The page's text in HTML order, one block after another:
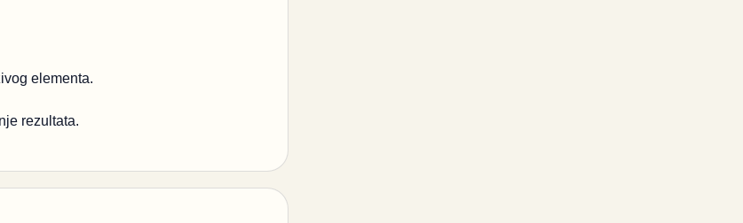
elementa.
rezultata.